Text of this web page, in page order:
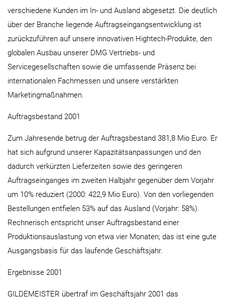
verschiedene Kunden im In- und Ausland abgesetzt. Die deutlich
über der Branche liegende Auftragseingangsentwicklung ist
zurückzuführen auf unsere innovativen Hightech-Produkte, den
globalen Ausbau unserer DMG Vertriebs- und
Servicegesellschaften sowie die umfassende Präsenz bei
internationalen Fachmessen und unsere verstärkten
Marketingmaßnahmen.
Auftragsbestand 2001
Zum Jahresende betrug der Auftragsbestand 381,8 Mio Euro. Er
hat sich aufgrund unserer Kapazitätsanpassungen und den
dadurch verkürzten Lieferzeiten sowie des geringeren
Auftragseinganges im zweiten Halbjahr gegenüber dem Vorjahr
um 10% reduziert (2000: 422,9 Mio Euro). Von den vorliegenden
Bestellungen entfielen 53% auf das Ausland (Vorjahr: 58%).
Rechnerisch entspricht unser Auftragsbestand einer
Produktionsauslastung von etwa vier Monaten; das ist eine gute
Ausgangsbasis für das laufende Geschäftsjahr.
Ergebnisse 2001
GILDEMEISTER übertraf im Geschäftsjahr 2001 das